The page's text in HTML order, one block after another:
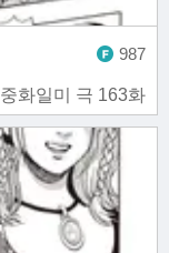
중화일미 극 163화
987